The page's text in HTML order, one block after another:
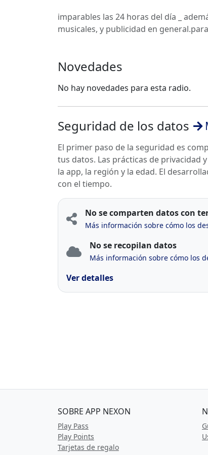
imparables las 24 horas del día _
musicales, y publicidad en
Novedades
No hay novedades para esta radio.
Seguridad de los datos
El primer paso de la seguridad es
tus datos. Las prácticas de privacidad
la app, la región y la edad. El
con el tiempo.
No se comparten datos con
Más información sobre cómo los
No se recopilan datos
Más información sobre cómo los
Ver detalles
SOBRE APP NEXON
Play Pass
Play Points
Tarjetas de regalo